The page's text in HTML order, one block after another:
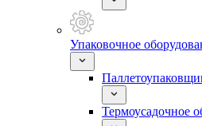
Упаковочное
Термоусадочное